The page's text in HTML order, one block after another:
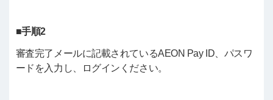
■手順2
審査完了メールに記載されているAEON Pay ID、パスワ
ードを入力し、ログインください。